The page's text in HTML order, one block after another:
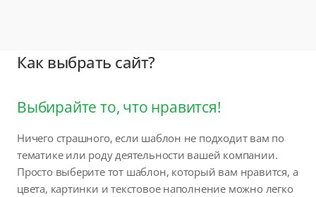
Как выбрать сайт?
Выбирайте то, что нравится!
Ничего страшного, если шаблон не подходит вам по
тематике или роду деятельности вашей компании.
Просто выберите тот шаблон, который вам нравится, а
цвета, картинки и текстовое наполнение можно легко